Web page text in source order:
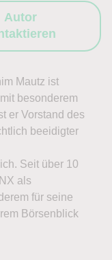
Autor
Mautz ist
besonderem
er Vorstand des
beeidigter
Seit über 10
als
für seine
Börsenblick